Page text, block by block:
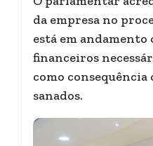
da empresa no
está em
financeiros
como consequência
sanados.